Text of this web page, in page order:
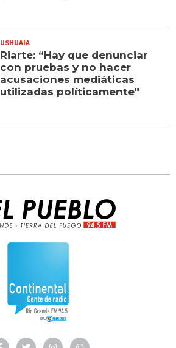
USHUAIA
Riarte: “Hay que denunciar
con pruebas y no hacer
acusaciones mediáticas
utilizadas políticamente"